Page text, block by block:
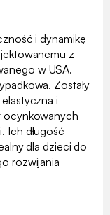
i dynamikę
z
w USA.
Zostały
i
ocynkowanych
Ich długość
dla dzieci do
rozwijania